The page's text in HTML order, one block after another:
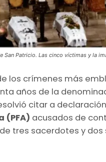
San Patricio. Las cinco víctimas y la
los crímenes más
años de la
citar a
(PFA) acusados de
tres sacerdotes y